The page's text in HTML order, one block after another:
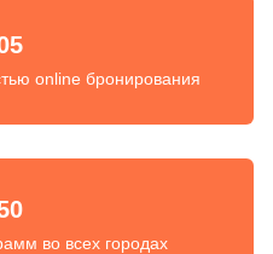
online бронирования
во всех городах